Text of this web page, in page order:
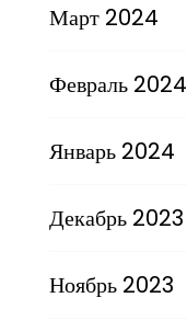
Март 2024
Февраль 2024
Январь 2024
Декабрь 2023
Ноябрь 2023